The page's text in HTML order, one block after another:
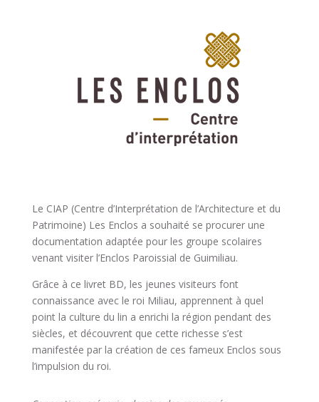
Le CIAP (Centre d’Interprétation de l’Architecture et du
Patrimoine) Les Enclos a souhaité se procurer une
documentation adaptée pour les groupe scolaires
venant visiter l’Enclos Paroissial de Guimiliau.
Grâce à ce livret BD, les jeunes visiteurs font
connaissance avec le roi Miliau, apprennent à quel
point la culture du lin a enrichi la région pendant des
siècles, et découvrent que cette richesse s’est
manifestée par la création de ces fameux Enclos sous
l’impulsion du roi.